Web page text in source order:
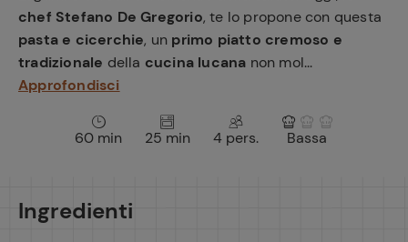
chef Stefano De Gregorio, te lo propone con questa
pasta e cicerchie, un primo piatto cremoso e
tradizionale della cucina lucana non mol...
Approfondisci
60 min 25 min 4 pers. Bassa
Ingredienti